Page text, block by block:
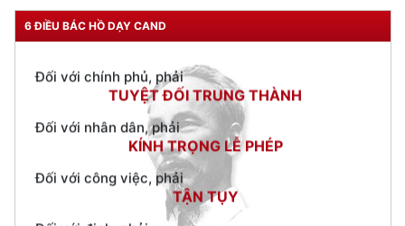
6 ĐIỀU BÁC HỒ DẠY CAND
Đối với chính phủ, phải
TUYỆT ĐỐI TRUNG THÀNH
KÍNH TRỌNG LỄ PHÉP
Đối với công việc, phải
TẬN TỤY
CƯƠNG QUYẾT, KHÔN KHÉO
Trích thư Chủ tịch Hồ Chí Minh